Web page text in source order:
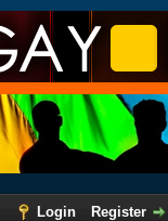
Login
Register